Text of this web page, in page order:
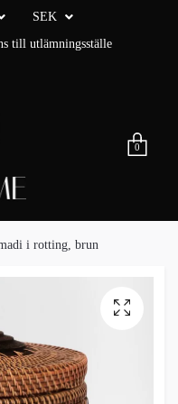
SEK
till utlämningsställe
0
i rotting, brun